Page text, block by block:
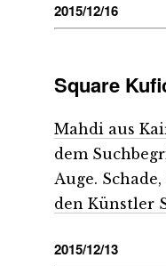
2015/12/16
Square
Mahdi aus
dem
Auge. Schade,
den Künstler
2015/12/13